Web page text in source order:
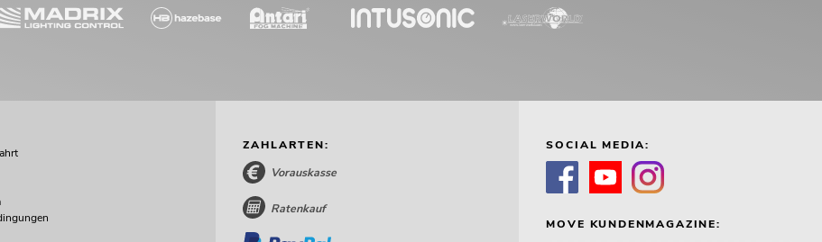
ZAHLARTEN:
Vorauskasse
Ratenkauf
SOCIAL MEDIA:
MOVE KUNDENMAGAZINE: